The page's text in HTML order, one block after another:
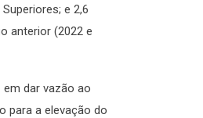
e 2,6
anterior (2022 e
dar vazão ao
para a elevação do